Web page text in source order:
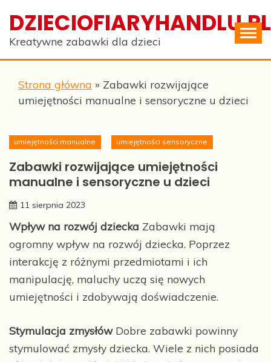
content
DZIECIOFIARYHANDLU.PL
Kreatywne zabawki dla dzieci
Strona główna » Zabawki rozwijające
umiejętności manualne i sensoryczne u dzieci
umiejętności manualne umiejętności sensoryczne
Zabawki rozwijające umiejętności
manualne i sensoryczne u dzieci
11 sierpnia 2023
Wpływ na rozwój dziecka Zabawki mają
ogromny wpływ na rozwój dziecka. Poprzez
interakcję z różnymi przedmiotami i ich
manipulację, maluchy uczą się nowych
umiejętności i zdobywają doświadczenie.
Stymulacja zmysłówDobre zabawki powinny
stymulować zmysły dziecka. Wiele z nich posiada